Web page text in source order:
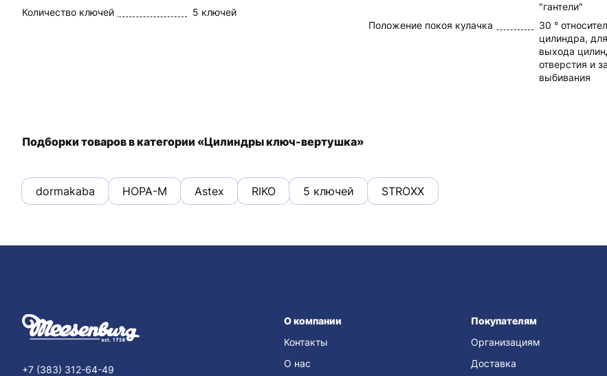
Количество ключей
5 ключей
"гантели"
Положение покоя кулачка
30 °
цилиндра,
выхода
отверстия и
выбивания
Подборки товаров в категории «Цилиндры ключ-вертушка»
dormakaba НОРА-М Astex RIKO 5 ключей STROXX
+7 (383) 312-64-49
О компании
Контакты
О нас
Покупателям
Организациям
Доставка